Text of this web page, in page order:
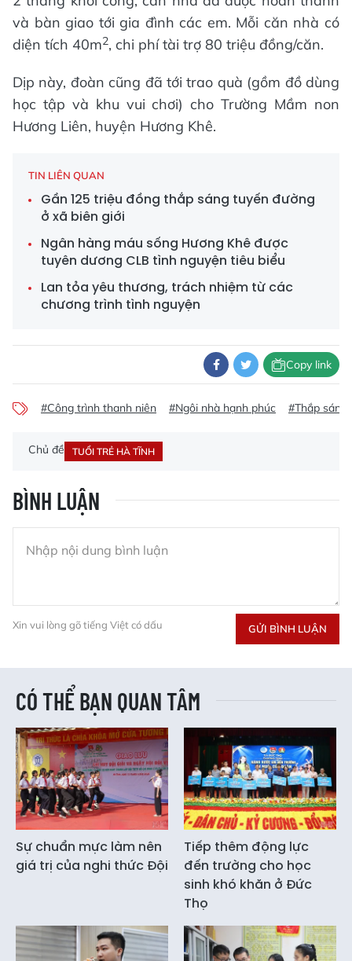
và bàn giao tới gia đình các em. Mỗi căn nhà có
diện tích 40m2, chi phí tài trợ 80 triệu đồng/căn.
Dịp này, đoàn cũng đã tới trao quà (gồm đồ dùng
học tập và khu vui chơi) cho Trường Mầm non
Hương Liên, huyện Hương Khê.
TIN LIÊN QUAN
Gần 125 triệu đồng thắp sáng tuyến đường
ở xã biên giới
Ngân hàng máu sống Hương Khê được
tuyên dương CLB tình nguyện tiêu biểu
Lan tỏa yêu thương, trách nhiệm từ các
chương trình tình nguyện
Copy link
#Công trình thanh niên #Ngôi nhà hạnh phúc #Thắp sáng
Chủ đề TUỔI TRẺ HÀ TĨNH
BÌNH LUẬN
Xin vui lòng gõ tiếng Việt có dấu GỬI BÌNH LUẬN
CÓ THỂ BẠN QUAN TÂM
Sự chuẩn mực làm nên
giá trị của nghi thức Đội
Tiếp thêm động lực
đến trường cho học
sinh khó khăn ở Đức
Thọ